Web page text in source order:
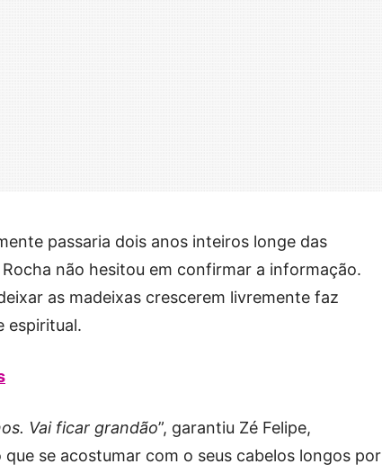
passaria dois anos inteiros longe das
não hesitou em confirmar a informação.
as madeixas crescerem livremente faz
espiritual.
Vai ficar grandão”, garantiu Zé Felipe,
se acostumar com o seus cabelos longos por